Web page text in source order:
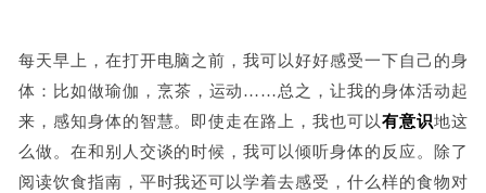
每天早上，在打开电脑之前，我可以好好感受一下自己的身
体：比如做瑜伽，烹茶，运动……总之，让我的身体活动起
来，感知身体的智慧。即使走在路上，我也可以有意识地这
么做。在和别人交谈的时候，我可以倾听身体的反应。除了
阅读饮食指南，平时我还可以学着去感受，什么样的食物对